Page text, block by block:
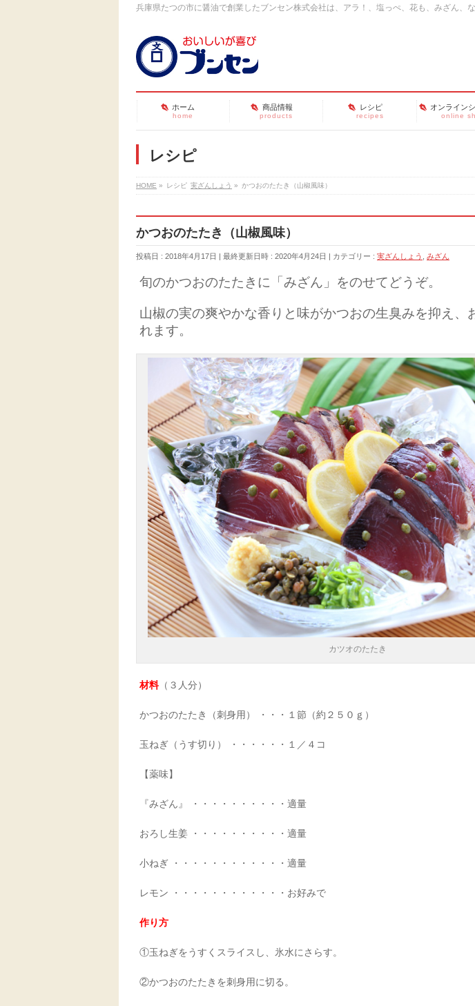
兵庫県たつの市に醤油で創業したブンセン株式会社は、アラ！、塩っぺ、花も、みざん、
ホーム
home
商品情報
products
レシピ
recipes
オンライン
online
レシピ
HOME » レシピ 実ざんしょう » かつおのたたき（山椒風味）
かつおのたたき（山椒風味）
投稿日 : 2018年4月17日 最終更新日時 : 2020年4月24日 カテゴリー : 実ざんしょう みざん
旬のかつおのたたきに「みざん」をのせてどうぞ。
山椒の実の爽やかな香りと味がかつおの生臭みを抑え、
れます。
カツオのたたき
材料（３人分）
かつおのたたき（刺身用） ・・・１節（約２５０ｇ）
玉ねぎ（うす切り） ・・・・・・１／４コ
【薬味】
『みざん』 ・・・・・・・・・・適量
おろし生姜 ・・・・・・・・・・適量
小ねぎ ・・・・・・・・・・・・適量
レモン ・・・・・・・・・・・・お好みで
作り方
①玉ねぎをうすくスライスし、氷水にさらす。
②かつおのたたきを刺身用に切る。